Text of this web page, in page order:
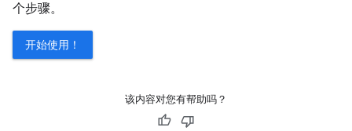
个步骤。
开始使用！
该内容对您有帮助吗？